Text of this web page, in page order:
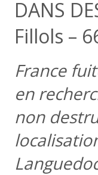
DANS
Fillols –
France
en
non